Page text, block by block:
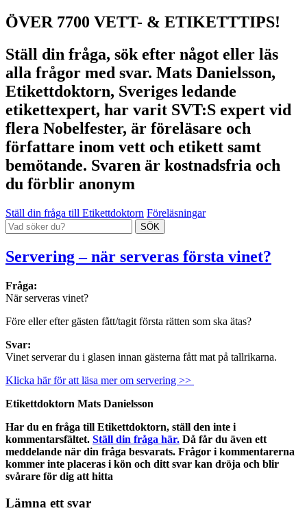
ÖVER 7700 VETT- & ETIKETTTIPS!
Ställ din fråga, sök efter något eller läs
alla frågor med svar. Mats Danielsson,
Etikettdoktorn, Sveriges ledande
etikettexpert, har varit SVT:S expert vid
flera Nobelfester, är föreläsare och
författare inom vett och etikett samt
bemötande. Svaren är kostnadsfria och
du förblir anonym
Ställ din fråga till Etikettdoktorn Föreläsningar
Servering – när serveras första vinet?
Fråga:
När serveras vinet?
Före eller efter gästen fått/tagit första rätten som ska ätas?
Svar:
Vinet serverar du i glasen innan gästerna fått mat på tallrikarna.
Klicka här för att läsa mer om servering >>
Etikettdoktorn Mats Danielsson
Har du en fråga till Etikettdoktorn, ställ den inte i
kommentarsfältet. Ställ din fråga här. Då får du även ett
meddelande när din fråga besvarats. Frågor i kommentarerna
kommer inte placeras i kön och ditt svar kan dröja och blir
svårare för dig att hitta
Lämna ett svar